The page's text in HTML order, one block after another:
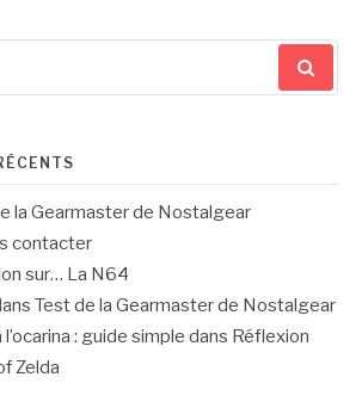
la Gearmaster de Nostalgear
contacter
sur… La N64
Test de la Gearmaster de Nostalgear
: guide simple dans Réflexion
Zelda